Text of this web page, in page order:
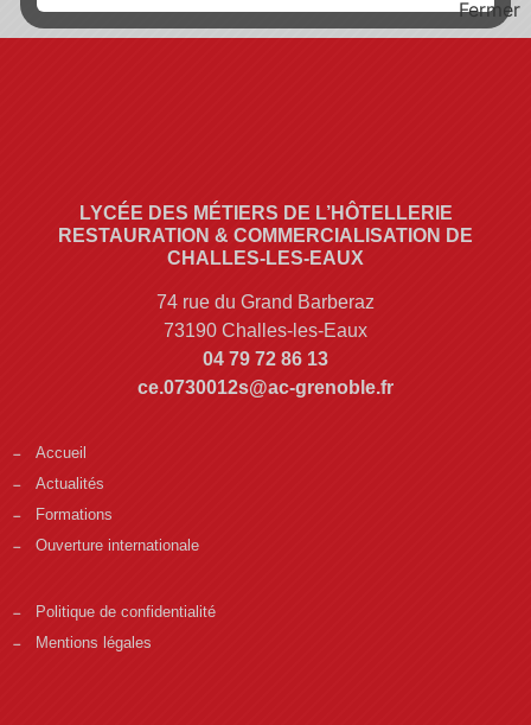
LYCÉE DES MÉTIERS DE L’HÔTELLERIE
RESTAURATION & COMMERCIALISATION DE
CHALLES-LES-EAUX
74 rue du Grand Barberaz
73190 Challes-les-Eaux
04 79 72 86 13
ce.0730012s@ac-grenoble.fr
Accueil
Actualités
Formations
Ouverture internationale
Politique de confidentialité
Mentions légales